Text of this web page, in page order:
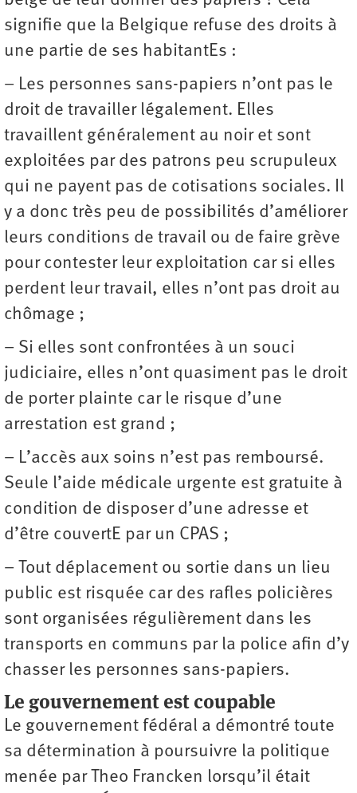
signifie que la Belgique refuse des droits à
une partie de ses habitantEs :
– Les personnes sans-papiers n’ont pas le
droit de travailler légalement. Elles
travaillent généralement au noir et sont
exploitées par des patrons peu scrupuleux
qui ne payent pas de cotisations sociales. Il
y a donc très peu de possibilités d’améliorer
leurs conditions de travail ou de faire grève
pour contester leur exploitation car si elles
perdent leur travail, elles n’ont pas droit au
chômage ;
– Si elles sont confrontées à un souci
judiciaire, elles n’ont quasiment pas le droit
de porter plainte car le risque d’une
arrestation est grand ;
– L’accès aux soins n’est pas remboursé.
Seule l’aide médicale urgente est gratuite à
condition de disposer d’une adresse et
d’être couvertE par un CPAS ;
– Tout déplacement ou sortie dans un lieu
public est risquée car des rafles policières
sont organisées régulièrement dans les
transports en communs par la police afin d’y
chasser les personnes sans-papiers.
Le gouvernement est coupable
Le gouvernement fédéral a démontré toute
sa détermination à poursuivre la politique
menée par Theo Francken lorsqu’il était